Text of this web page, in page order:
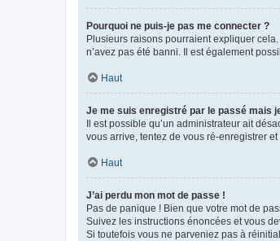
Pourquoi ne puis-je pas me connecter ?
Plusieurs raisons pourraient expliquer
n’avez pas été banni. Il est également
Haut
Je me suis enregistré par le passé mais
Il est possible qu’un administrateur ait
vous arrive, tentez de vous ré-enregistrer
Haut
J’ai perdu mon mot de passe !
Pas de panique ! Bien que votre mot de
Suivez les instructions énoncées et vous
Si toutefois vous ne parveniez pas à